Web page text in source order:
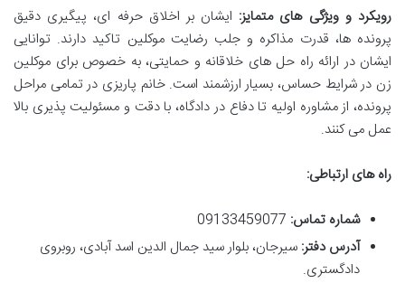
رویکرد و ویژگی های متمایز: ایشان بر اخلاق حرفه ای، پیگیری دقیق
پرونده ها، قدرت مذاکره و جلب رضایت موکلین تاکید دارند. توانایی
ایشان در ارائه راه حل های خلاقانه و حمایتی، به خصوص برای موکلین
زن در شرایط حساس، بسیار ارزشمند است. خانم پاریزی در تمامی مراحل
پرونده، از مشاوره اولیه تا دفاع در دادگاه، با دقت و مسئولیت پذیری بالا
عمل می کنند.
راه های ارتباطی:
شماره تماس:
آدرس دفتر: سیرجان، بلوار سید جمال الدین اسد آبادی، روبروی
دادگستری.